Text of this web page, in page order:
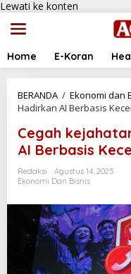
Lewati ke konten
Home E-Koran
BERANDA / Ekonomi dan
Hadirkan AI Berbasis
Cegah
AI Berbasis
Redaksi
Agustus 14, 2025
Ekonomi Dan Bisnis